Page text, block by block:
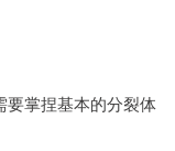
要掌捏基本的分裂体